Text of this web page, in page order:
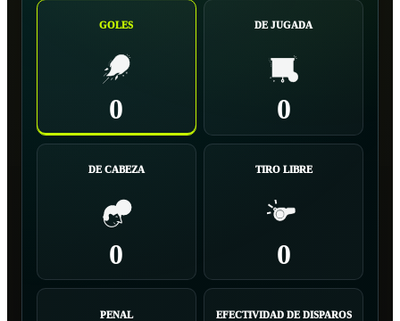
GOLES
0
DE JUGADA
0
DE CABEZA
0
TIRO LIBRE
0
PENAL EFECTIVIDAD DE DISPAROS